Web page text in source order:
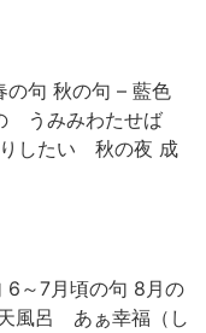
の句 秋の句 – 藍色
うみみわたせば
したい 秋の夜 成
6～7月頃の句 8月の
風呂 あぁ幸福（し